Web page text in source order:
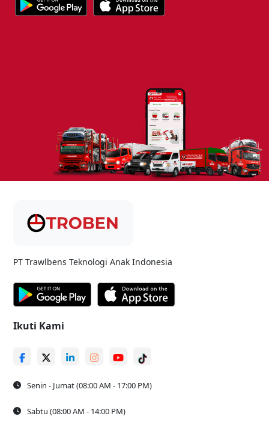
PT Trawlbens Teknologi Anak Indonesia
Ikuti Kami
Senin - Jumat (08:00 AM - 17:00 PM)
Sabtu (08:00 AM - 14:00 PM)